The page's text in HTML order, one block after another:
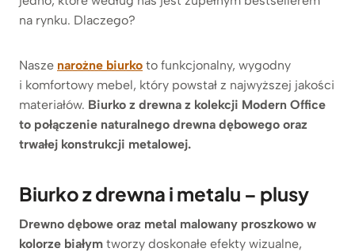
na rynku. Dlaczego?
Nasze narożne biurko to funkcjonalny, wygodny
i komfortowy mebel, który powstał z najwyższej jakości
materiałów. Biurko z drewna z kolekcji Modern Office
to połączenie naturalnego drewna dębowego oraz
trwałej konstrukcji metalowej.
Biurko z drewna i metalu – plusy
Drewno dębowe oraz metal malowany proszkowo w
kolorze białym tworzy doskonałe efekty wizualne,